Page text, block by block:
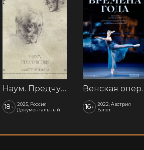
Наум. Предчувствия
18 +
2025, Россия
Документальный
16+
2022, Австрия
Балет